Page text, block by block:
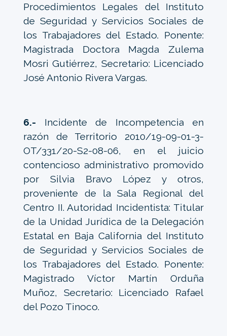
Procedimientos Legales del Instituto
de Seguridad y Servicios Sociales de
los Trabajadores del Estado. Ponente:
Magistrada Doctora Magda Zulema
Mosri Gutiérrez, Secretario: Licenciado
José Antonio Rivera Vargas.
6.- Incidente de Incompetencia en
razón de Territorio 2010/19-09-01-3-
OT/331/20-S2-08-06, en el juicio
contencioso administrativo promovido
por Silvia Bravo López y otros,
proveniente de la Sala Regional del
Centro II. Autoridad Incidentista: Titular
de la Unidad Jurídica de la Delegación
Estatal en Baja California del Instituto
de Seguridad y Servicios Sociales de
los Trabajadores del Estado. Ponente:
Magistrado Víctor Martín Orduña
Muñoz, Secretario: Licenciado Rafael
del Pozo Tinoco.